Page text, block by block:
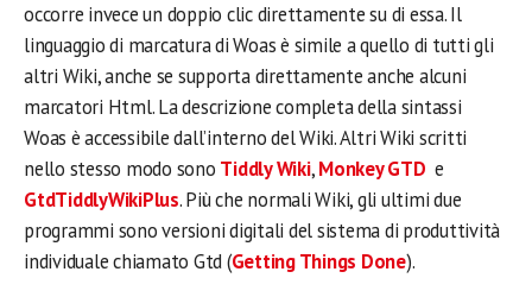
occorre invece un doppio clic direttamente su di essa. Il
linguaggio di marcatura di Woas è simile a quello di tutti gli
altri Wiki, anche se supporta direttamente anche alcuni
marcatori Html. La descrizione completa della sintassi
Woas è accessibile dall’interno del Wiki. Altri Wiki scritti
nello stesso modo sono Tiddly Wiki,Monkey GTD e
GtdTiddlyWikiPlus. Più che normali Wiki, gli ultimi due
programmi sono versioni digitali del sistema di produttività
individuale chiamato Gtd (Getting Things Done).